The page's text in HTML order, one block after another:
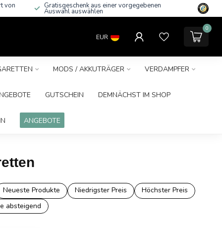
von Gratisgeschenk aus einer vorgegebenen
Auswahl auswählen
EUR
0
MODS / AKKUTRÄGER VERDAMPFER
GUTSCHEIN DEMNÄCHST IM SHOP
ANGEBOTE
Neueste Produkte Niedrigster Preis
Höchster Preis
absteigend